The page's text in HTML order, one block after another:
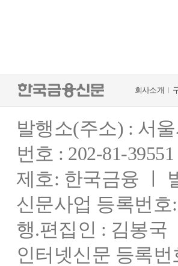
회사소개
발행소(주소) : 서
번호 : 202-81-39551
제호: 한국금융 ㅣ
신문사업 등록번호
행.편집인 : 김봉국
인터넷신문 등록번